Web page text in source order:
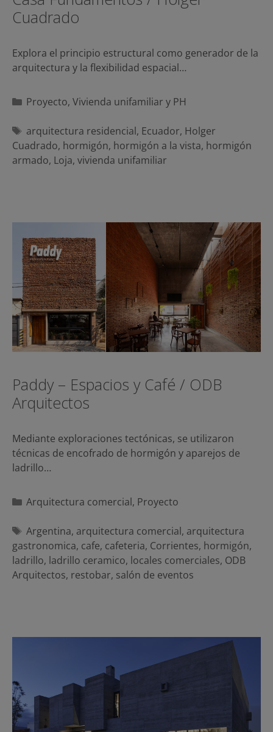
Cuadrado
Explora el principio estructural como generador de la
arquitectura y la flexibilidad espacial…
Categorías
Proyecto, Vivienda unifamiliar y PH
Etiquetas
arquitectura residencial, Ecuador, Holger
Cuadrado, hormigón, hormigón a la vista, hormigón
armado, Loja, vivienda unifamiliar
Paddy – Espacios y Café / ODB
Arquitectos
Mediante exploraciones tectónicas, se utilizaron
técnicas de encofrado de hormigón y aparejos de
ladrillo…
Categorías
Arquitectura comercial, Proyecto
Etiquetas
Argentina, arquitectura comercial, arquitectura
gastronomica, cafe, cafeteria, Corrientes, hormigón,
ladrillo, ladrillo ceramico, locales comerciales, ODB
Arquitectos, restobar, salón de eventos